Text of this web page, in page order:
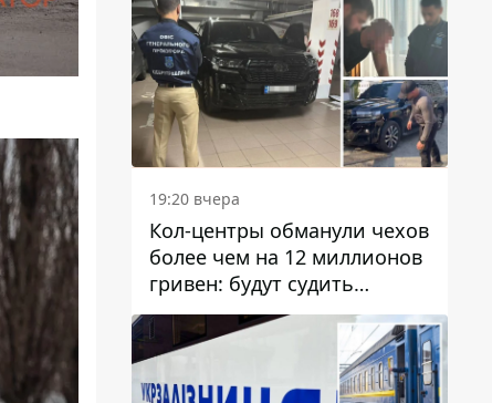
19:20 вчера
Кол-центры обманули чехов
более чем на 12 миллионов
гривен: будут судить
днепрянина,
организовавшего
транснациональную
преступную организацию